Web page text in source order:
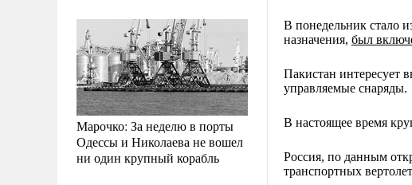
Марочко: За неделю в порты
Одессы и Николаева не вошел
ни один крупный корабль
В понедельник стало
назначения, был
Пакистан интересует
управляемые снаряды.
В настоящее время
Россия, по данным
транспортных